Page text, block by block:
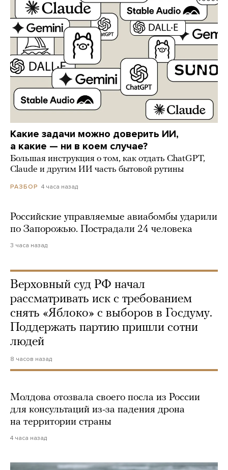
Какие задачи можно доверить ИИ,
а какие — ни в коем случае?
Большая инструкция о том, как отдать ChatGPT,
Claude и другим ИИ часть бытовой рутины
РАЗБОР 4 часа назад
Российские управляемые авиабомбы ударили
по Запорожью. Пострадали 24 человека
3 часа назад
Верховный суд РФ начал
рассматривать иск с требованием
снять «Яблоко» с выборов в Госдуму.
Поддержать партию пришли сотни
людей
8 часов назад
Молдова отозвала своего посла из России
для консультаций из-за падения дрона
на территории страны
4 часа назад